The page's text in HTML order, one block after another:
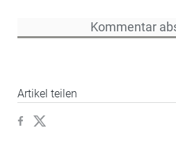
Artikel teilen